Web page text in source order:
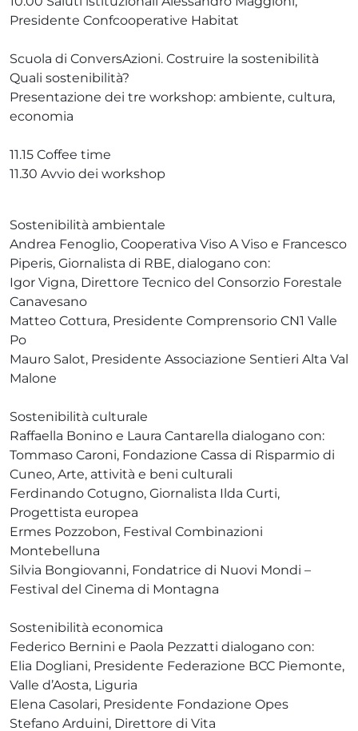
Presidente Confcooperative Habitat
Scuola di ConversAzioni. Costruire la sostenibilità
Quali sostenibilità?
Presentazione dei tre workshop: ambiente, cultura,
economia
11.15 Coffee time
11.30 Avvio dei workshop
Sostenibilità ambientale
Andrea Fenoglio, Cooperativa Viso A Viso e Francesco
Piperis, Giornalista di RBE, dialogano con:
Igor Vigna, Direttore Tecnico del Consorzio Forestale
Canavesano
Matteo Cottura, Presidente Comprensorio CN1 Valle
Po
Mauro Salot, Presidente Associazione Sentieri Alta Val
Malone
Sostenibilità culturale
Raffaella Bonino e Laura Cantarella dialogano con:
Tommaso Caroni, Fondazione Cassa di Risparmio di
Cuneo, Arte, attività e beni culturali
Ferdinando Cotugno, Giornalista Ilda Curti,
Progettista europea
Ermes Pozzobon, Festival Combinazioni
Montebelluna
Silvia Bongiovanni, Fondatrice di Nuovi Mondi –
Festival del Cinema di Montagna
Sostenibilità economica
Federico Bernini e Paola Pezzatti dialogano con:
Elia Dogliani, Presidente Federazione BCC Piemonte,
Valle d’Aosta, Liguria
Elena Casolari, Presidente Fondazione Opes
Stefano Arduini, Direttore di Vita